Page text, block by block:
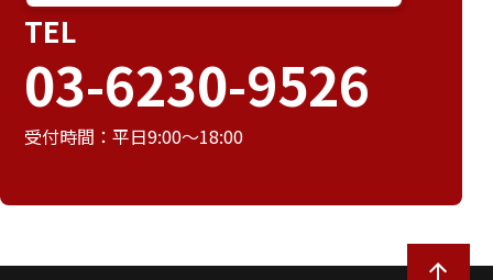
TEL
03-6230-9526
受付時間：平日9:00～18:00